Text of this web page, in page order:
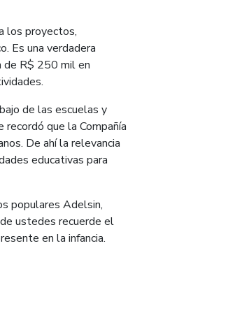
los proyectos,
Es una verdadera
de R$ 250 mil en
de las escuelas y
que la Compañía
De ahí la relevancia
educativas para
populares Adelsin,
ustedes recuerde el
en la infancia.